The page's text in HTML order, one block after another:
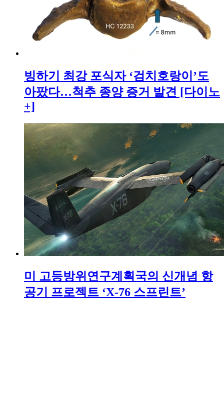
빙하기 최강 포식자 ‘검치호랑이’도
아팠다…척추 종양 증거 발견 [다이노
+]
미 고등방위연구계획국의 신개념 항
공기 프로젝트 ‘X-76 스프린트’